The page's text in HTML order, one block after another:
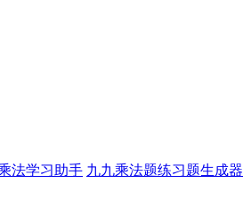
法学习助手 九九乘法题练习题生成器